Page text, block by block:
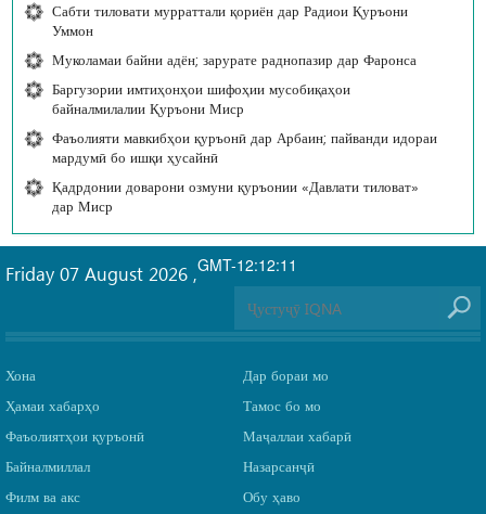
Сабти тиловати мурраттали қориён дар Радиои Қуръони
Уммон
Муколамаи байни адён; зарурате раднопазир дар Фаронса
Баргузории имтиҳонҳои шифоҳии мусобиқаҳои
байналмилалии Қуръони Миср
Фаъолияти мавкибҳои қуръонӣ дар Арбаин; пайванди идораи
мардумӣ бо ишқи ҳусайнӣ
Қадрдонии доварони озмуни қуръонии «Давлати тиловат»
дар Миср
GMT-12:12:11
Friday 07 August 2026 ,
Хона
Ҳамаи хабарҳо
Фаъолиятҳои қуръонӣ
Байналмиллал
Филм ва акс
Дар бораи мо
Тамос бо мо
Маҷаллаи хабарӣ
Назарсанҷӣ
Обу ҳаво